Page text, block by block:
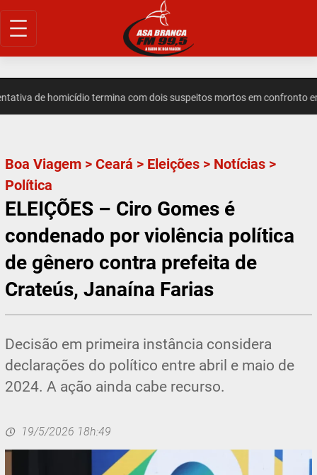
Pular
para
de homicídio termina com dois suspeitos mortos em confronto em
Boa Viagem >Ceará > Eleições > Notícias >
Política
ELEIÇÕES – Ciro Gomes é
condenado por violência política
de gênero contra prefeita de
Crateús, Janaína Farias
Decisão em primeira instância considera
declarações do político entre abril e maio de
2024. A ação ainda cabe recurso.
19/5/2026 18h:49